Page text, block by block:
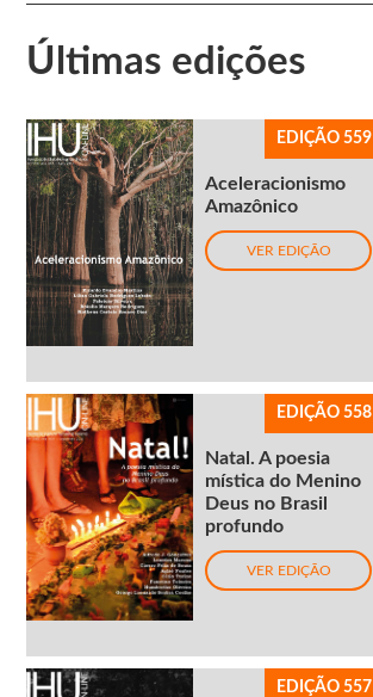
Últimas edições
EDIÇÃO 559
Aceleracionismo
Amazônico
VER EDIÇÃO
EDIÇÃO 558
Natal. A poesia
mística do Menino
Deus no Brasil
profundo
VER EDIÇÃO
EDIÇÃO 557